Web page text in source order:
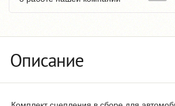
Описание